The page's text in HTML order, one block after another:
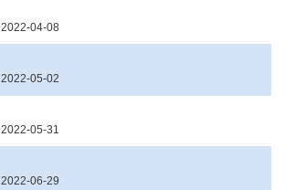
2022-04-08
2022-05-02
2022-05-31
2022-06-29